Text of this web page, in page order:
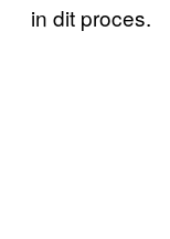
in dit proces.